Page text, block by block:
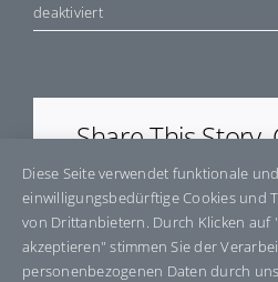
deaktiviertfür
E703212
Share This
Facebook Bluesky
E-
Diese Seite verwendet funktionale und
einwilligungsbedürftige Cookies und
von Drittanbietern. Durch Klicken auf
akzeptieren" stimmen Sie der
personenbezogenen Daten durch